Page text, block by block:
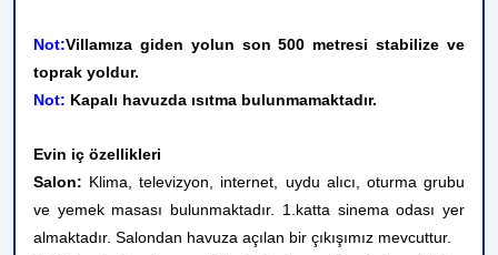
Not:Villamıza giden yolun son 500 metresi stabilize ve
toprak yoldur.
Not: Kapalı havuzda ısıtma bulunmamaktadır.
Evin iç özellikleri
Salon: Klima, televizyon, internet, uydu alıcı, oturma grubu
ve yemek masası bulunmaktadır. 1.katta sinema odası yer
almaktadır. Salondan havuza açılan bir çıkışımız mevcuttur.